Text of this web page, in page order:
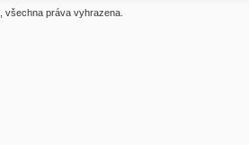
, všechna práva vyhrazena.